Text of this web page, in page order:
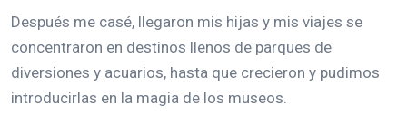
Después me casé, llegaron mis hijas y mis viajes se
concentraron en destinos llenos de parques de
diversiones y acuarios, hasta que crecieron y pudimos
introducirlas en la magia de los museos.